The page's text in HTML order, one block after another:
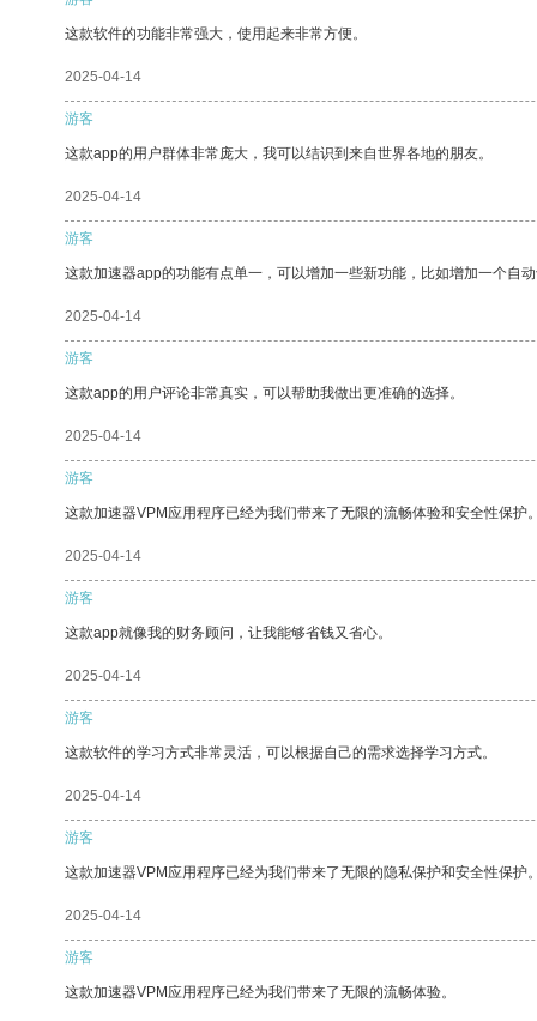
这款软件的功能非常强大，使用起来非常方便。
2025-04-14
游客
这款app的用户群体非常庞大，我可以结识到来自世界各地的朋友。
2025-04-14
游客
这款加速器app的功能有点单一，可以增加一些新功能，比如增加一个自
2025-04-14
游客
这款app的用户评论非常真实，可以帮助我做出更准确的选择。
2025-04-14
游客
这款加速器VPM应用程序已经为我们带来了无限的流畅体验和安全性保护
2025-04-14
游客
这款app就像我的财务顾问，让我能够省钱又省心。
2025-04-14
游客
这款软件的学习方式非常灵活，可以根据自己的需求选择学习方式。
2025-04-14
游客
这款加速器VPM应用程序已经为我们带来了无限的隐私保护和安全性保护
2025-04-14
游客
这款加速器VPM应用程序已经为我们带来了无限的流畅体验。